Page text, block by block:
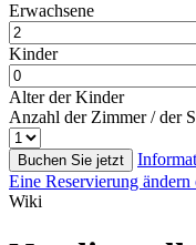
Erwachsene
Kinder
Alter der Kinder
Anzahl der Zimmer / der
Buchen Sie jetzt
Eine Reservierung ändern
Wiki